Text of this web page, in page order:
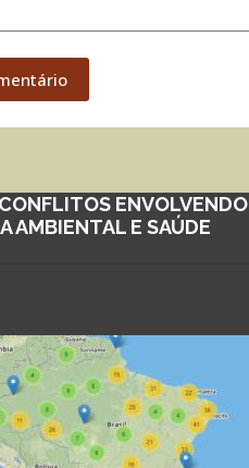
ENVOLVENDO
AMBIENTAL E SAÚDE